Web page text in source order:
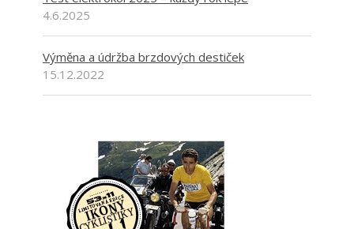
4.6.2025
Výměna a údržba brzdových destiček
15.12.2022